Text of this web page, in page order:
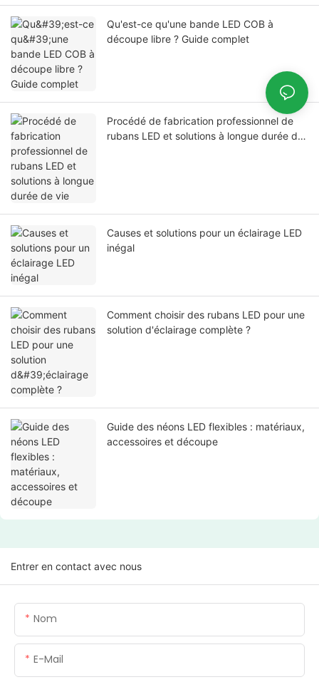
Qu'est-ce qu'une bande LED COB à
découpe libre ? Guide complet
Procédé de fabrication professionnel de
rubans LED et solutions à longue durée de
Causes et solutions pour un éclairage LED
inégal
Comment choisir des rubans LED pour une
solution d'éclairage complète ?
Guide des néons LED flexibles : matériaux,
accessoires et découpe
Entrer en contact avec nous
Nom
E-Mail